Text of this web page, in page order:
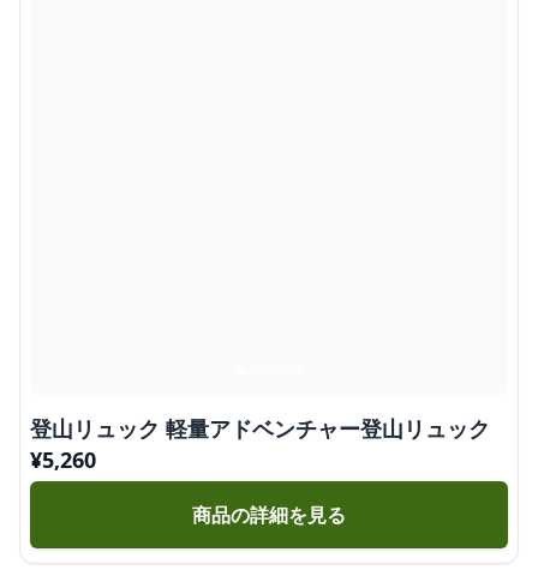
登山リュック 軽量アドベンチャー登山リュック
¥5,260
商品の詳細を見る